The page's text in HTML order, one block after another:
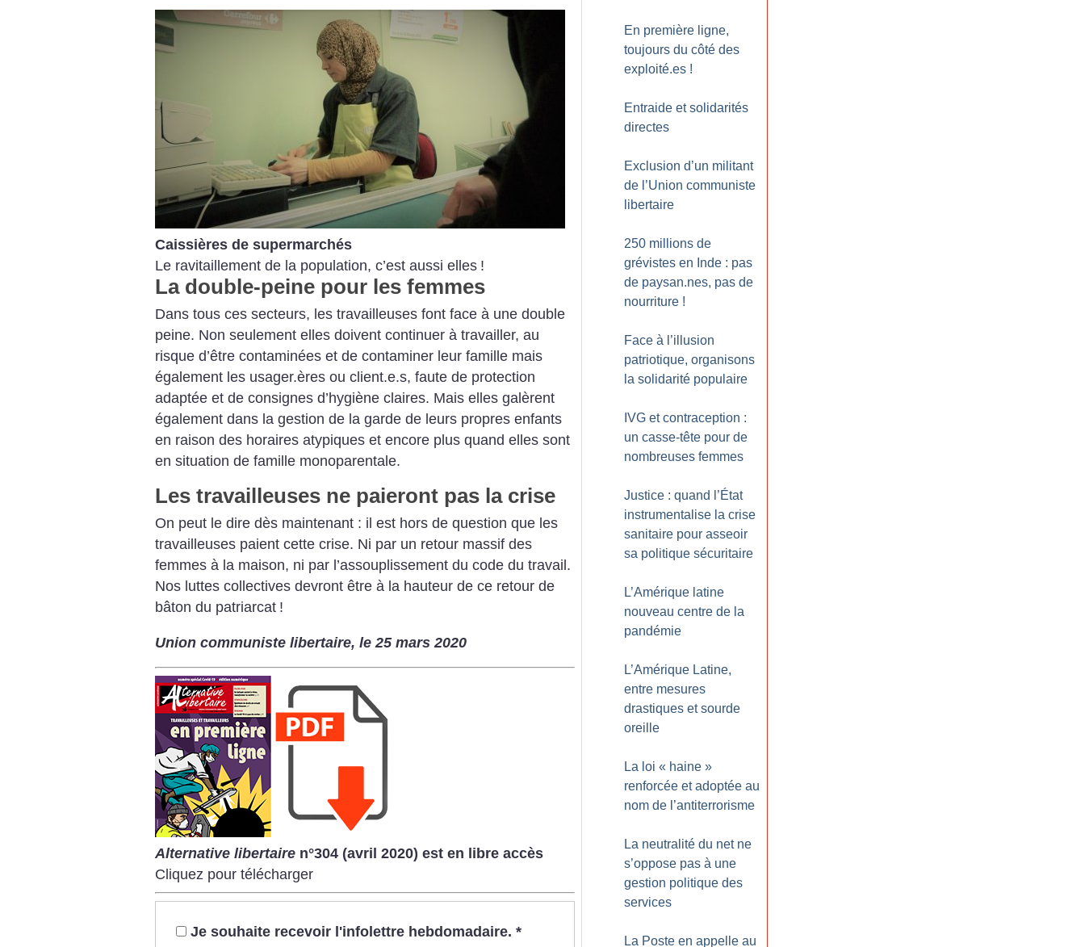
Caissières de supermarchés
Le ravitaillement de la population, c’est aussi elles !
La double-peine pour les femmes
Dans tous ces secteurs, les travailleuses font face à une double
peine. Non seulement elles doivent continuer à travailler, au
risque d’être contaminées et de contaminer leur famille mais
également les usager.ères ou client.e.s, faute de protection
adaptée et de consignes d’hygiène claires. Mais elles galèrent
également dans la gestion de la garde de leurs propres enfants
en raison des horaires atypiques et encore plus quand elles sont
en situation de famille monoparentale.
Les travailleuses ne paieront pas la crise
On peut le dire dès maintenant : il est hors de question que les
travailleuses paient cette crise. Ni par un retour massif des
femmes à la maison, ni par l’assouplissement du code du travail.
Nos luttes collectives devront être à la hauteur de ce retour de
bâton du patriarcat !
Union communiste libertaire, le 25 mars 2020
Alternative libertaire n°304 (avril 2020) est en libre accès
Cliquez pour télécharger
Je souhaite recevoir l'infolettre hebdomadaire. *
En première ligne,
toujours du côté des
exploité.es !
Entraide et solidarités
directes
Exclusion d’un militant
de l’Union communiste
libertaire
250 millions de
grévistes en Inde : pas
de paysan.nes, pas de
nourriture !
Face à l’illusion
patriotique, organisons
la solidarité populaire
IVG et contraception :
un casse-tête pour de
nombreuses femmes
Justice : quand l’État
instrumentalise la crise
sanitaire pour asseoir
sa politique sécuritaire
L’Amérique latine
nouveau centre de la
pandémie
L’Amérique Latine,
entre mesures
drastiques et sourde
oreille
La loi « haine »
renforcée et adoptée au
nom de l’antiterrorisme
La neutralité du net ne
s’oppose pas à une
gestion politique des
services
La Poste en appelle au